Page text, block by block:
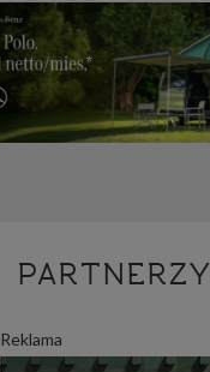
Reklama
PARTNERZY